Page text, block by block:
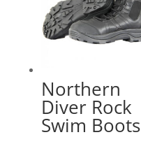
Northern
Diver Rock
Swim Boots